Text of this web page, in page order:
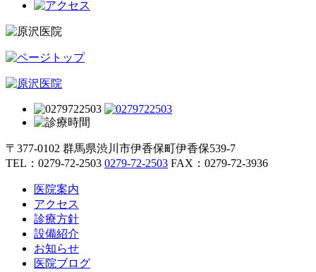
〒377-0102 群馬県渋川市伊香保町伊香保539-7
TEL： 0279-72-2503 0279-72-2503 FAX：0279-72-3936
医院案内
アクセス
診療方針
設備紹介
お知らせ
医院ブログ